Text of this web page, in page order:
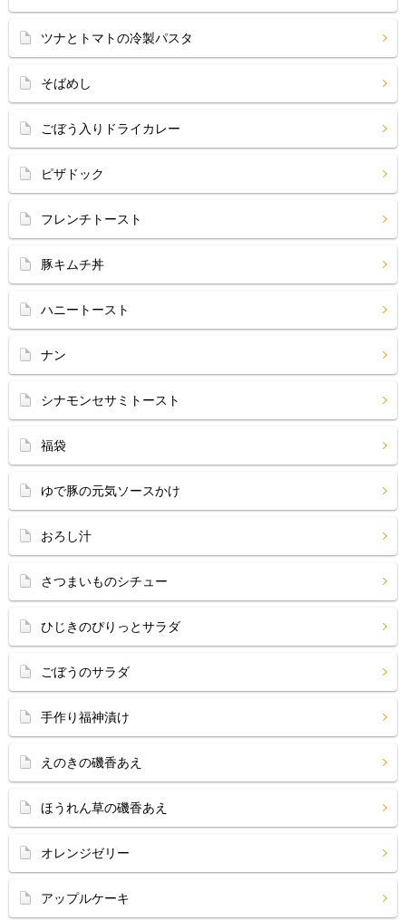
ツナとトマトの冷製パスタ
そばめし
ごぼう入りドライカレー
ピザドック
フレンチトースト
豚キムチ丼
ハニートースト
ナン
シナモンセサミトースト
福袋
ゆで豚の元気ソースかけ
おろし汁
さつまいものシチュー
ひじきのぴりっとサラダ
ごぼうのサラダ
手作り福神漬け
えのきの磯香あえ
ほうれん草の磯香あえ
オレンジゼリー
アップルケーキ